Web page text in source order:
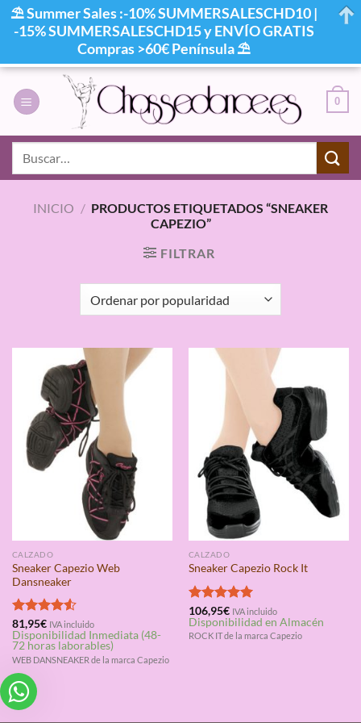
contenido
0
INICIO / PRODUCTOS ETIQUETADOS “SNEAKER
CAPEZIO”
FILTRAR
CALZADO
Sneaker Capezio Web
Dansneaker
Valorado
con4.50
de 5
81,95€ IVA incluido
Disponibilidad Inmediata (48-
72 horas laborables)
WEB DANSNEAKER de la marca Capezio
CALZADO
Sneaker Capezio Rock It
Valorado
con5.00
de 5
106,95€ IVA incluido
Disponibilidad en Almacén
ROCK IT de la marca Capezio
⛱ Summer Sales :-10% SUMMERSALESCHD10 |
-15% SUMMERSALESCHD15 y ENVÍO GRATIS
Compras >60€ Península ⛱